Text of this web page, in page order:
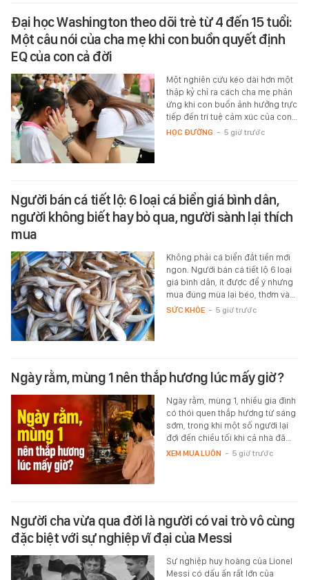
Đại học Washington theo dõi trẻ từ 4 đến 15 tuổi:
Một câu nói của cha mẹ khi con buồn quyết định
EQ của con cả đời
Một nghiên cứu kéo dài hơn một
thập kỷ chỉ ra cách cha mẹ phản
ứng khi con buồn ảnh hưởng trực
tiếp đến trí tuệ cảm xúc của con…
HỌC ĐƯỜNG - 5 giờ trước
Người bán cá tiết lộ: 6 loại cá biển giá bình dân,
người không biết hay bỏ qua, người sành lại thích
mua
Không phải cá biển đắt tiền mới
ngon. Người bán cá tiết lộ 6 loại
giá bình dân, ít được để ý nhưng
mua đúng mùa lại béo, thơm và…
SỨC KHỎE - 5 giờ trước
Ngày rằm, mùng 1 nên thắp hương lúc mấy giờ?
Ngày rằm, mùng 1, nhiều gia đình
có thói quen thắp hương từ sáng
sớm, trong khi một số người lại
đợi đến chiều tối khi cả nhà đã…
XEM MUA LUÔN - 5 giờ trước
Người cha vừa qua đời là người có vai trò vô cùng
đặc biệt với sự nghiệp vĩ đại của Messi
Sự nghiệp huy hoàng của Lionel
Messi có dấu ấn rất lớn của